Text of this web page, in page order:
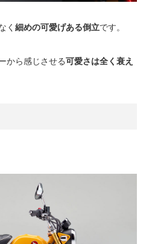
く 細めの可愛げある倒立です。
から感じさせる可愛さは全く衰え